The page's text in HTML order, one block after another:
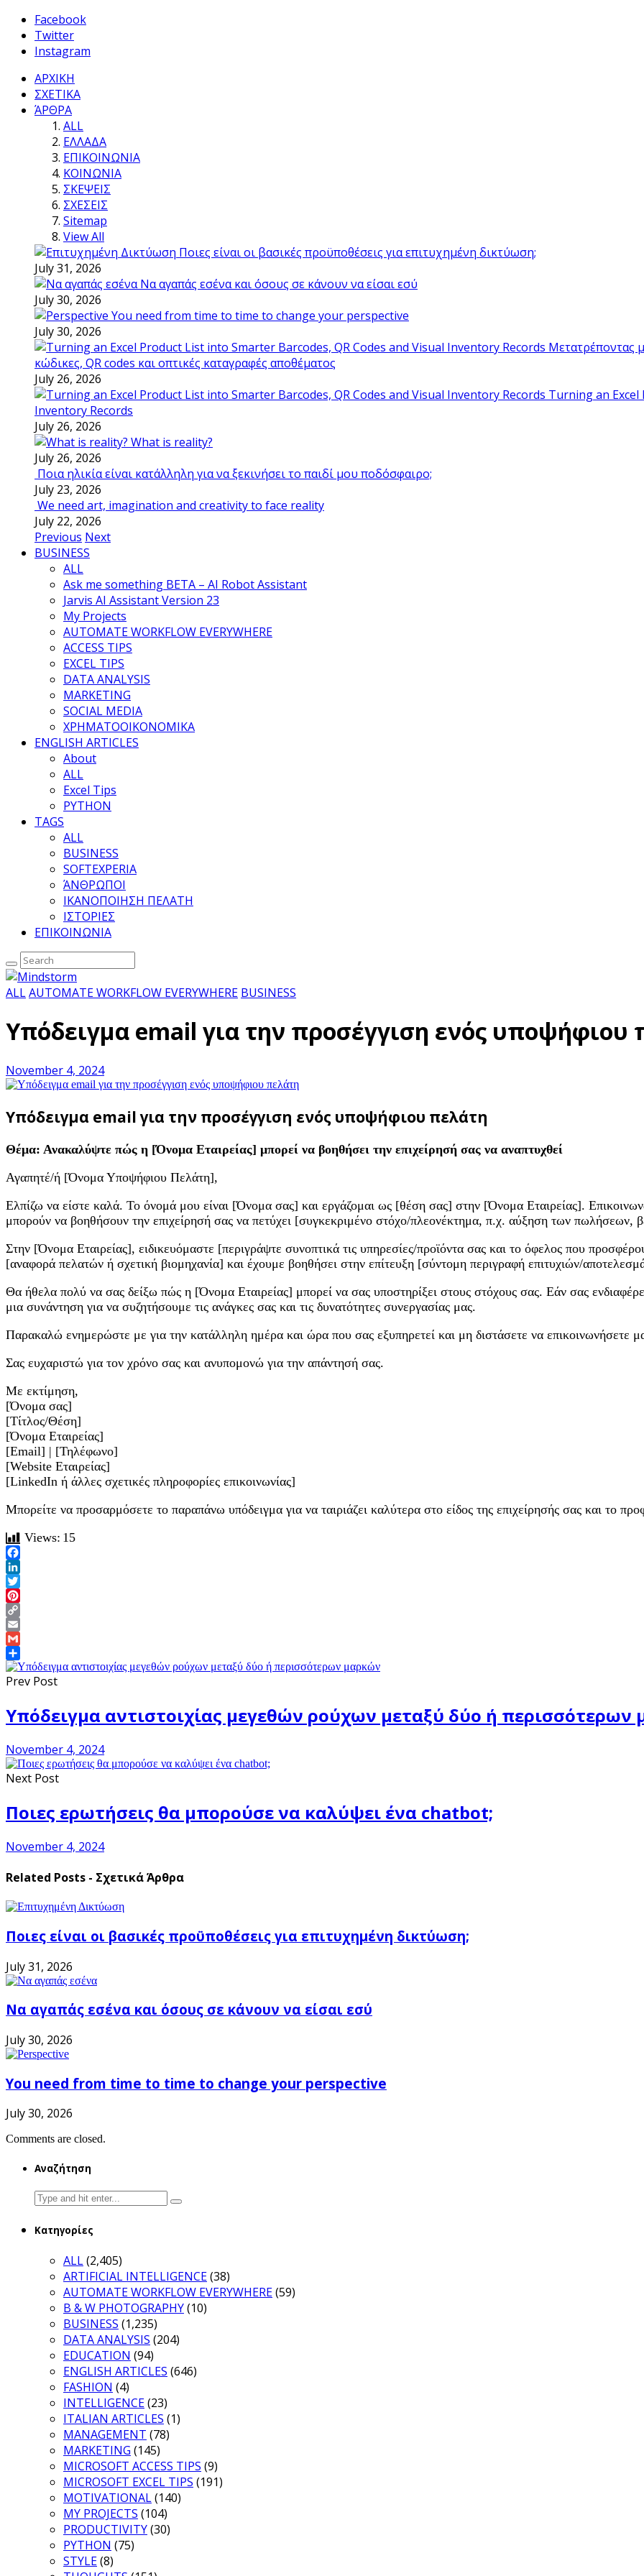
Facebook
Twitter
Instagram
ΑΡΧΙΚΗ
ΣΧΕΤΙΚΑ
ΆΡΘΡΑ
ALL
ΕΛΛΑΔΑ
ΕΠΙΚΟΙΝΩΝΙΑ
ΚΟΙΝΩΝΙΑ
ΣΚΕΨΕΙΣ
ΣΧΕΣΕΙΣ
Sitemap
View All
Ποιες είναι οι βασικές προϋποθέσεις για επιτυχημένη δικτύωση;
July 31, 2026
Να αγαπάς εσένα και όσους σε κάνουν να είσαι εσύ
July 30, 2026
You need from time to time to change your perspective
July 30, 2026
Μετατρέποντας
κώδικες, QR codes και οπτικές καταγραφές αποθέματος
July 26, 2026
Turning an Excel
Inventory Records
July 26, 2026
What is reality?
July 26, 2026
Ποια ηλικία είναι κατάλληλη για να ξεκινήσει το παιδί μου ποδόσφαιρο;
July 23, 2026
We need art, imagination and creativity to face reality
July 22, 2026
Previous Next
BUSINESS
ALL
Ask me something BETA – AI Robot Assistant
Jarvis AI Assistant Version 23
My Projects
AUTOMATE WORKFLOW EVERYWHERE
ACCESS TIPS
EXCEL TIPS
DATA ANALYSIS
MARKETING
SOCIAL MEDIA
ΧΡΗΜΑΤΟΟΙΚΟΝΟΜΙΚΑ
ENGLISH ARTICLES
About
ALL
Excel Tips
PYTHON
TAGS
ALL
BUSINESS
SOFTEXPERIA
ΆΝΘΡΩΠΟΙ
ΙΚΑΝΟΠΟΙΗΣΗ ΠΕΛΑΤΗ
ΙΣΤΟΡΙΕΣ
ΕΠΙΚΟΙΝΩΝΙΑ
ALLAUTOMATE WORKFLOW EVERYWHERE BUSINESS
Υπόδειγμα email για την προσέγγιση ενός υποψήφιου
November 4, 2024
Υπόδειγμα email για την προσέγγιση ενός υποψήφιου πελάτη
Θέμα: Ανακαλύψτε πώς η [Όνομα Εταιρείας] μπορεί να βοηθήσει την επιχείρησή σας να αναπτυχθεί
Αγαπητέ/ή [Όνομα Υποψήφιου Πελάτη],
Ελπίζω να είστε καλά. Το όνομά μου είναι [Όνομα σας] και εργάζομαι ως [θέση σας] στην [Όνομα Εταιρείας].
μπορούν να βοηθήσουν την επιχείρησή σας να πετύχει [συγκεκριμένο στόχο/πλεονέκτημα, π.χ. αύξηση των πωλήσεων,
Στην [Όνομα Εταιρείας], ειδικευόμαστε [περιγράψτε συνοπτικά τις υπηρεσίες/προϊόντα σας και το όφελος που
[αναφορά πελατών ή σχετική βιομηχανία] και έχουμε βοηθήσει στην επίτευξη [σύντομη περιγραφή επιτυχιών/
Θα ήθελα πολύ να σας δείξω πώς η [Όνομα Εταιρείας] μπορεί να σας υποστηρίξει στους στόχους σας. Εάν σας
μια συνάντηση για να συζητήσουμε τις ανάγκες σας και τις δυνατότητες συνεργασίας μας.
Παρακαλώ ενημερώστε με για την κατάλληλη ημέρα και ώρα που σας εξυπηρετεί και μη διστάσετε να επικοινωνήσετε
Σας ευχαριστώ για τον χρόνο σας και ανυπομονώ για την απάντησή σας.
Με εκτίμηση,
[Όνομα σας]
[Τίτλος/Θέση]
[Όνομα Εταιρείας]
[Email] | [Τηλέφωνο]
[Website Εταιρείας]
[LinkedIn ή άλλες σχετικές πληροφορίες επικοινωνίας]
Μπορείτε να προσαρμόσετε το παραπάνω υπόδειγμα για να ταιριάζει καλύτερα στο είδος της επιχείρησής σας και το
Views: 15
Facebook
LinkedIn
Twitter
Pinterest
Copy
Link
Email
Gmail
Share
Prev Post
Υπόδειγμα αντιστοιχίας μεγεθών ρούχων μεταξύ δύο ή περισσότερων
November 4, 2024
Next Post
Ποιες ερωτήσεις θα μπορούσε να καλύψει ένα chatbot;
November 4, 2024
Related Posts - Σχετικά Άρθρα
Ποιες είναι οι βασικές προϋποθέσεις για επιτυχημένη δικτύωση;
July 31, 2026
Να αγαπάς εσένα και όσους σε κάνουν να είσαι εσύ
July 30, 2026
You need from time to time to change your perspective
July 30, 2026
Comments are closed.
Αναζήτηση
Search
for:
Κατηγορίες
ALL(2,405)
ARTIFICIAL INTELLIGENCE(38)
AUTOMATE WORKFLOW EVERYWHERE(59)
B & W PHOTOGRAPHY(10)
BUSINESS (1,235)
DATA ANALYSIS (204)
EDUCATION (94)
ENGLISH ARTICLES (646)
FASHION (4)
INTELLIGENCE(23)
ITALIAN ARTICLES (1)
MANAGEMENT (78)
MARKETING (145)
MICROSOFT ACCESS TIPS (9)
MICROSOFT EXCEL TIPS (191)
MOTIVATIONAL(140)
MY PROJECTS (104)
PRODUCTIVITY(30)
PYTHON (75)
STYLE(8)